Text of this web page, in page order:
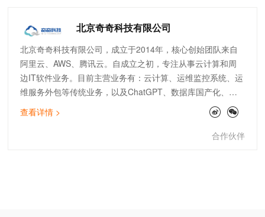
北京奇奇科技有限公司
北京奇奇科技有限公司，成立于2014年，核心创始团队来自
阿里云、AWS、腾讯云。自成立之初，专注从事云计算和周
边IT软件业务。目前主营业务有：云计算、运维监控系统、运
维服务外包等传统业务，以及ChatGPT、数据库国产化、大
数据分析等创新业务。公司主打专业的顾问服务和技术支持能
力。服务了物流、金融、零售、电商、文娱、游戏等行业标杆
客户。团队架构全面，有大客户和电销团队、技术人员及架构
查看详情 >
合作伙伴